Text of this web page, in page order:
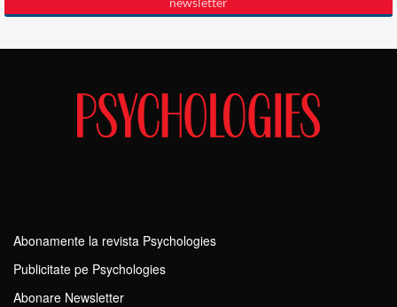
Abonamente la revista Psychologies
Publicitate pe Psychologies
Abonare Newsletter